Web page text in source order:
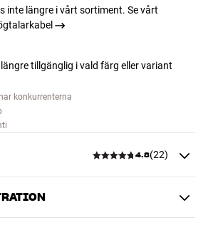
inte längre i vårt sortiment. Se vårt
tillgänglig i vald färg eller variant
konkurrenterna
4.8(22)
4.8